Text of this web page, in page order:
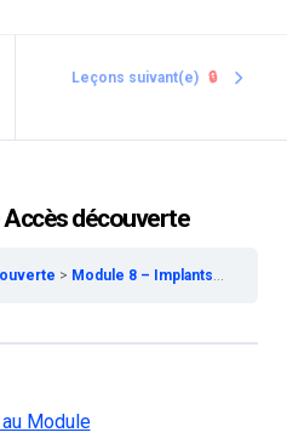
Leçons suivant(e) 🔒
Accès découverte
Module 8 – Implants faciaux – Accès découverte
Module